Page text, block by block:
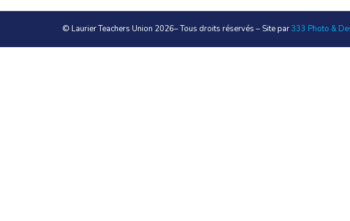
© Laurier Teachers Union 2026– Tous droits réservés – Site par333 Photo &